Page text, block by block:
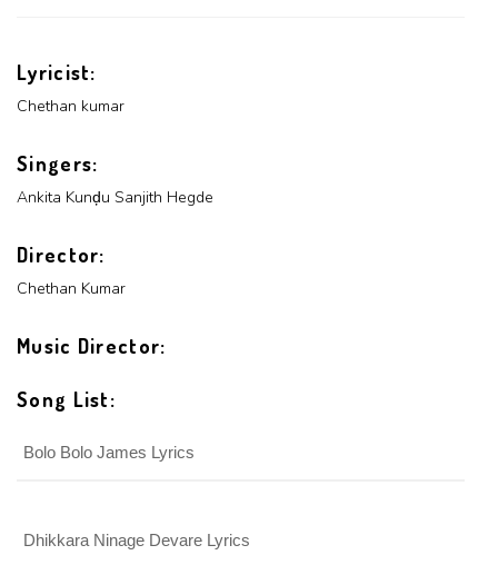
Lyricist:
Chethan kumar
Singers:
Ankita Kunḑu Sanjith Hegde
Director:
Chethan Kumar
Music Director:
Song List:
Bolo Bolo James Lyrics
Dhikkara Ninage Devare Lyrics